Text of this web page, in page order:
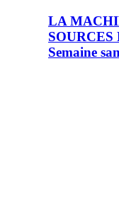
LA
SOURCES
Semaine